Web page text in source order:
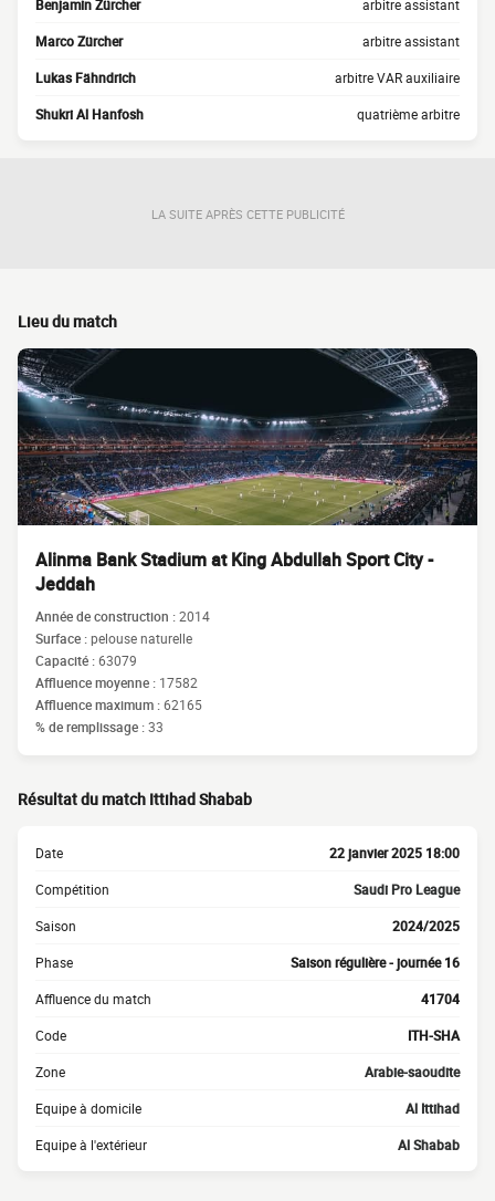
Benjamin Zürcher arbitre assistant
Marco Zürcher arbitre assistant
Lukas Fähndrich arbitre VAR auxiliaire
Shukri Al Hanfosh quatrième arbitre
LA SUITE APRÈS CETTE PUBLICITÉ
Lieu du match
Alinma Bank Stadium at King Abdullah Sport City -
Jeddah
Année de construction :2014
Surface :pelouse naturelle
Capacité :63079
Affluence moyenne : 17582
Affluence maximum :62165
% de remplissage :33
Résultat du match Ittihad Shabab
Date 22 janvier 2025 18:00
Compétition Saudi Pro League
Saison 2024/2025
Phase Saison régulière - journée 16
Affluence du match 41704
Code ITH-SHA
Zone Arabie-saoudite
Equipe à domicile Al Ittihad
Equipe à l'extérieur Al Shabab